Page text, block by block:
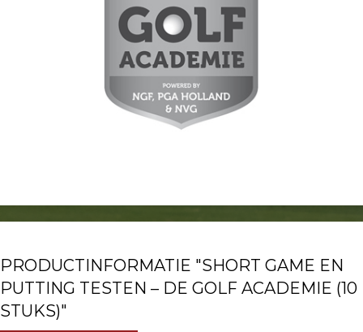
PRODUCTINFORMATIE "SHORT GAME EN
PUTTING TESTEN – DE GOLF ACADEMIE (10
STUKS)"